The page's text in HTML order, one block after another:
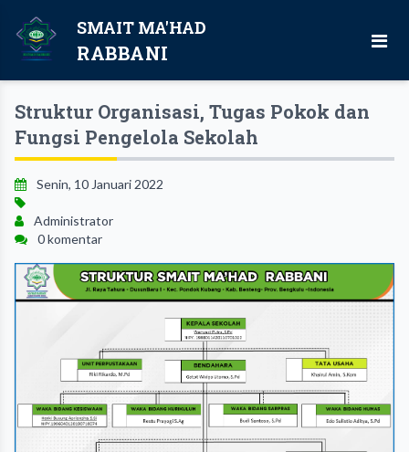
SMAIT MA'HAD
RABBANI
Struktur Organisasi, Tugas Pokok dan
Fungsi Pengelola Sekolah
Senin, 10 Januari 2022
Administrator
0 komentar